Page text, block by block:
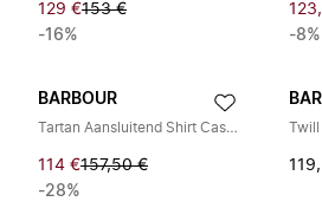
129 €153 €
-16%
-8%
BARBOUR
Tartan Aansluitend Shirt Casual Stijl
114 €157,50 €
-28%
Twill